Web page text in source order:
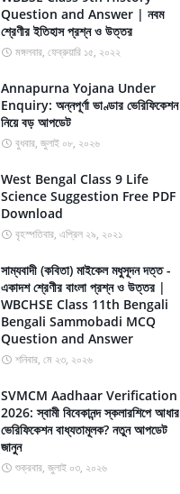
Question and Answer | নবম
শ্রেণীর ইতিহাস প্রশ্ন ও উত্তর
মঙ্গলবার, ফেব্রুয়ারি ১৫, ২০২২
Annapurna Yojana Under
Enquiry: অন্নপূর্ণা ভাণ্ডার ভেরিফিকেশন
নিয়ে বড় আপডেট
বুধবার, জুলাই ০৮, ২০২৬
West Bengal Class 9 Life
Science Suggestion Free PDF
Download
বৃহস্পতিবার, এপ্রিল ২৯, ২০২১
সাম্যবাদী (কবিতা) মাইকেল মধুসূদন দত্ত -
একাদশ শ্রেণীর বাংলা প্রশ্ন ও উত্তর |
WBCHSE Class 11th Bengali
Bengali Sammobadi MCQ
Question and Answer
শনিবার, মে ২৩, ২০২৬
SVMCM Aadhaar Verification
2026: স্বামী বিবেকানন্দ স্কলারশিপে আধার
ভেরিফিকেশন বাধ্যতামূলক? নতুন আপডেট
জানুন
শুক্রবার, জুলাই ০৩, ২০২৬